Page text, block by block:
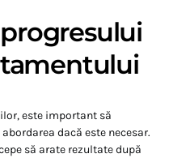
este important să
dacă este necesar.
să arate rezultate după